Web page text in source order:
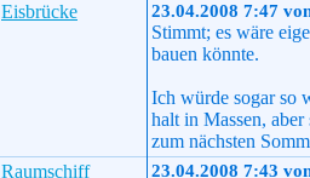
Eisbrücke
23.04.2008 7:47
Stimmt; es wäre
bauen könnte.
Ich würde sogar so
halt in Massen,
zum nächsten
Raumschiff
23.04.2008 7:43